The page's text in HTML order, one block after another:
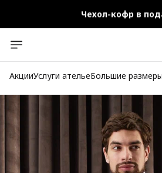
Чехол-кофр в
Бесплатная доставка при
АкцииУслуги ательеБольшие размеры